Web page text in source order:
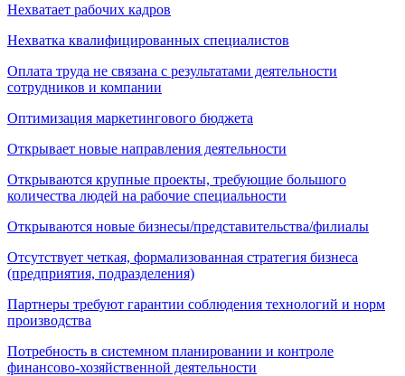
Нехватает рабочих кадров
Нехватка квалифицированных специалистов
Оплата труда не связана с результатами деятельности
сотрудников и компании
Оптимизация маркетингового бюджета
Открывает новые направления деятельности
Открываются крупные проекты, требующие большого
количества людей на рабочие специальности
Открываются новые бизнесы/представительства/филиалы
Отсутствует четкая, формализованная стратегия бизнеса
(предприятия, подразделения)
Партнеры требуют гарантии соблюдения технологий и норм
производства
Потребность в системном планировании и контроле
финансово-хозяйственной деятельности